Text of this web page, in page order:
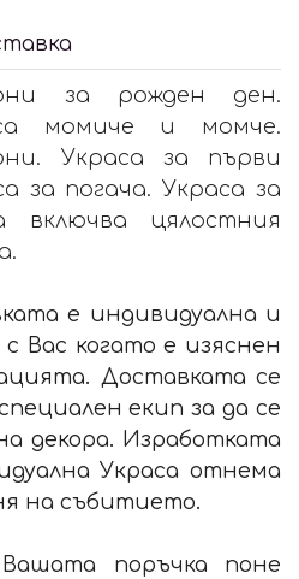
за рожден ден.
момиче и момче.
Украса за първи
за погача. Украса за
включва цялостния
е индивидуална и
Вас когато е изяснен
Доставката се
екип за да се
декора. Изработката
Украса отнема
на събитието.
поръчка поне